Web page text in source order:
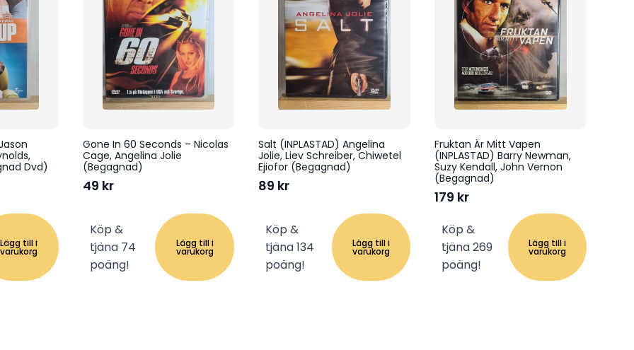
Dvd)
Lägg till i
varukorg
Gone In 60 Seconds – Nicolas
Cage, Angelina Jolie
(Begagnad)
49 kr
Köp &
tjäna 74
poäng!
Lägg till i
varukorg
Salt (INPLASTAD) Angelina
Jolie, Liev Schreiber, Chiwetel
Ejiofor (Begagnad)
89 kr
Köp &
tjäna 134
poäng!
Lägg till i
varukorg
Fruktan Är Mitt Vapen
(INPLASTAD) Barry Newman,
Suzy Kendall, John Vernon
(Begagnad)
179 kr
Köp &
tjäna 269
poäng!
Lägg till i
varukorg